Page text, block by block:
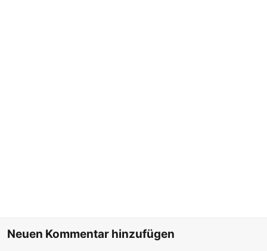
Neuen Kommentar hinzufügen